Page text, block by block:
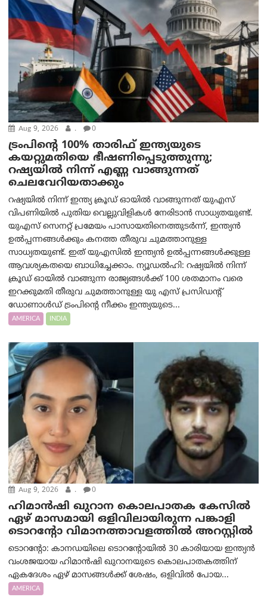
Aug 9, 2026 . 0
ട്രം‌പിന്റെ 100% താരിഫ് ഇന്ത്യയുടെ
കയറ്റുമതിയെ ഭീഷണിപ്പെടുത്തുന്നു;
റഷ്യയിൽ നിന്ന് എണ്ണ വാങ്ങുന്നത്
ചെലവേറിയതാക്കും
റഷ്യയിൽ നിന്ന് ഇന്ത്യ ക്രൂഡ് ഓയിൽ വാങ്ങുന്നത് യുഎസ്
വിപണിയിൽ പുതിയ വെല്ലുവിളികൾ നേരിടാൻ സാധ്യതയുണ്ട്.
യുഎസ് സെനറ്റ് പ്രമേയം പാസായതിനെത്തുടർന്ന്, ഇന്ത്യൻ
ഉൽപ്പന്നങ്ങൾക്കും കനത്ത തീരുവ ചുമത്താനുള്ള
സാധ്യതയുണ്ട്. ഇത് യുഎസിൽ ഇന്ത്യൻ ഉൽപ്പന്നങ്ങൾക്കുള്ള
ആവശ്യകതയെ ബാധിച്ചേക്കാം. ന്യൂഡല്‍ഹി: റഷ്യയിൽ നിന്ന്
ക്രൂഡ് ഓയിൽ വാങ്ങുന്ന രാജ്യങ്ങൾക്ക് 100 ശതമാനം വരെ
ഇറക്കുമതി തീരുവ ചുമത്താനുള്ള യു എസ് പ്രസിഡന്റ്
ഡോണാള്‍ഡ് ട്രം‌പിന്റെ നീക്കം ഇന്ത്യയുടെ...
AMERICA INDIA
Aug 9, 2026 . 0
ഹിമാൻഷി ഖുറാന കൊലപാതക കേസിൽ
ഏഴ് മാസമായി ഒളിവിലായിരുന്ന പങ്കാളി
ടൊറന്റോ വിമാനത്താവളത്തിൽ അറസ്റ്റിൽ
ടൊറന്റോ: കാനഡയിലെ ടൊറന്റോയിൽ 30 കാരിയായ ഇന്ത്യൻ
വംശജയായ ഹിമാൻഷി ഖുറാനയുടെ കൊലപാതകത്തിന്
ഏകദേശം ഏഴ് മാസങ്ങൾക്ക് ശേഷം, ഒളിവിൽ പോയ...
AMERICA